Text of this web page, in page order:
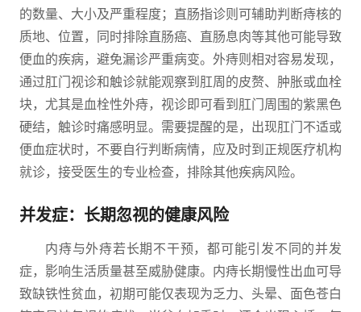
的数量、大小及严重程度；直肠指诊则可辅助判断痔核的
质地、位置，同时排除直肠癌、直肠息肉等其他可能导致
便血的疾病，避免漏诊严重病变。外痔则相对容易发现，
通过肛门视诊和触诊就能观察到肛周的皮赘、肿胀或血栓
块，尤其是血栓性外痔，视诊即可看到肛门周围的紫黑色
硬结，触诊时痛感明显。需要提醒的是，出现肛门不适或
便血症状时，不要自行判断病情，应及时到正规医疗机构
就诊，接受医生的专业检查，排除其他疾病风险。
并发症：长期忽视的健康风险
内痔与外痔若长期不干预，都可能引发不同的并发
症，影响生活质量甚至威胁健康。内痔长期慢性出血可导
致缺铁性贫血，初期可能仅表现为乏力、头晕、面色苍白